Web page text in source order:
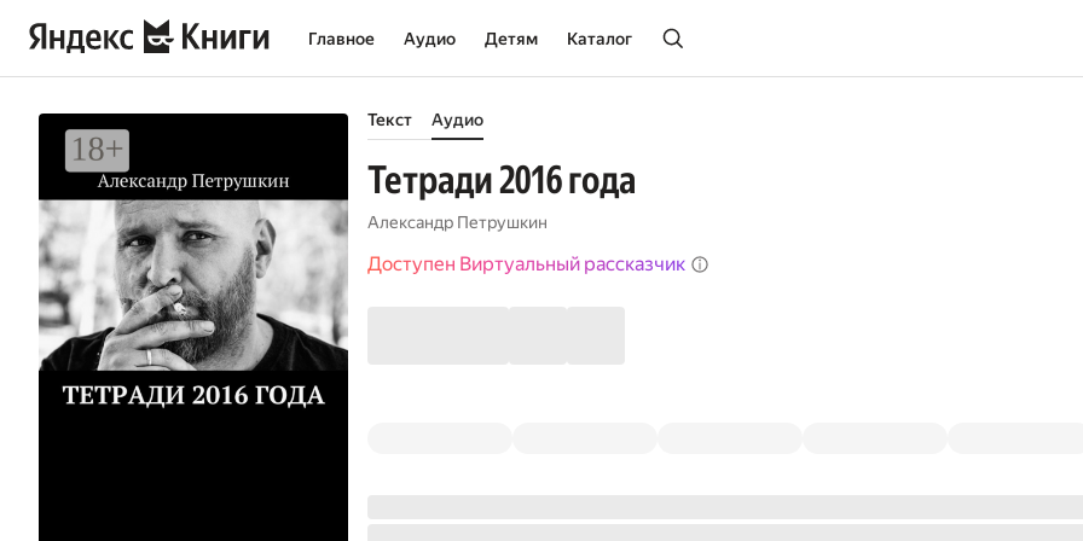
Главное Аудио Детям Каталог
Текст Аудио
Тетради 2016 года
Александр Петрушкин
Доступен Виртуальный рассказчик